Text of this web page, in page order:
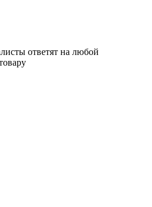
ответят на любой